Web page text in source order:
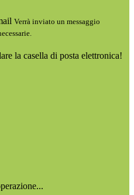
Verrà inviato un messaggio
la casella di posta elettronica!